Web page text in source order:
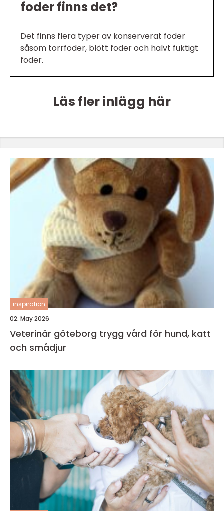
foder finns det?
Det finns flera typer av konserverat foder
såsom torrfoder, blött foder och halvt fuktigt
foder.
Läs fler inlägg här
inspiration
02. May 2026
Veterinär göteborg trygg vård för hund, katt
och smådjur